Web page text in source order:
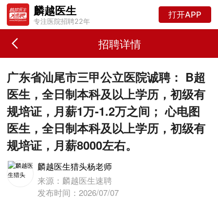
麟越医生
专注医院招聘22年
打开APP
招聘详情
广东省汕尾市三甲公立医院诚聘： B超
医生，全日制本科及以上学历，初级有
规培证，月薪1万-1.2万之间； 心电图
医生，全日制本科及以上学历，初级有
规培证，月薪8000左右。
麟越医生猎头杨老师
来源：麟越医生速聘
发布时间：2026/07/07